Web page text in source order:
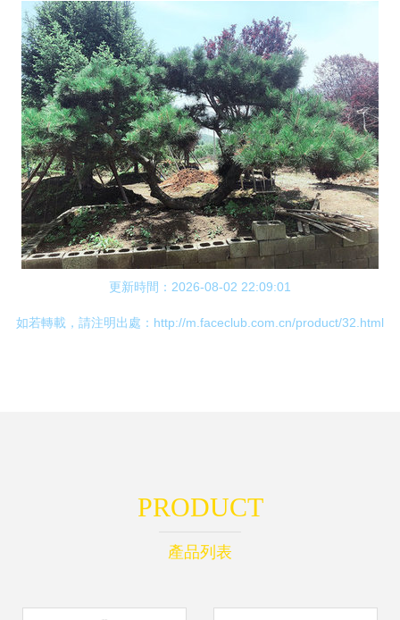
更新時間：2026-08-02 22:09:01
如若轉載，請注明出處：http://m.faceclub.com.cn/product/32.html
PRODUCT
產品列表